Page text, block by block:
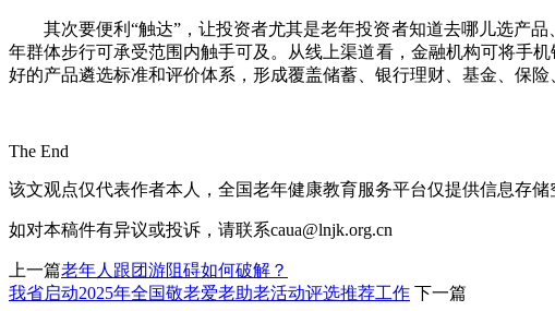
其次要便利“触达”，让投资者尤其是老年投资者知道去哪儿选产
年群体步行可承受范围内触手可及。从线上渠道看，金融机构可将手
好的产品遴选标准和评价体系，形成覆盖储蓄、银行理财、基金、保
The End
该文观点仅代表作者本人，全国老年健康教育服务平台仅提供信息存储
如对本稿件有异议或投诉，请联系caua@lnjk.org.cn
上一篇老年人跟团游阻碍如何破解？
我省启动2025年全国敬老爱老助老活动评选推荐工作 下一篇